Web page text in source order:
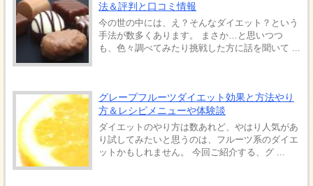
法＆評判と口コミ情報
今の世の中には、え？そんなダイエット？という
手法が数多くあります。 まさか…と思いつつ
も、色々調べてみたり挑戦した方に話を聞いて ...
グレープフルーツダイエット効果と方法やり
方＆レシピメニューや体験談
ダイエットのやり方は数あれど、やはり人気があ
り試してみたいと思うのは、フルーツ系のダイエ
ットかもしれません。 今回ご紹介する、グ ...